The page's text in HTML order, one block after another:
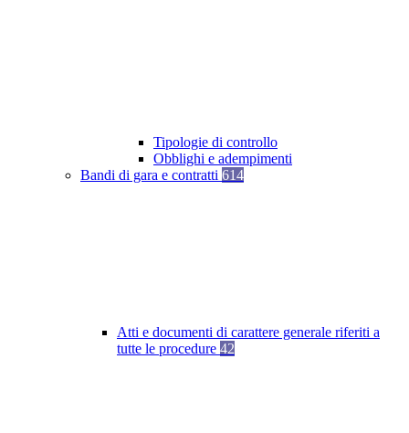
Tipologie di controllo
Obblighi e adempimenti
Bandi di gara e contratti 614
Atti e documenti di carattere generale riferiti a
tutte le procedure 42